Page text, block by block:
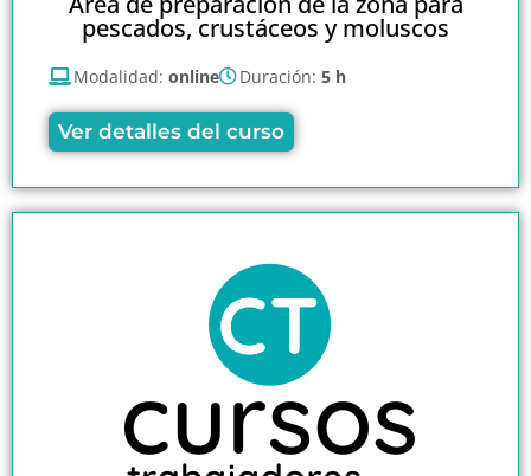
pescados, crustáceos y moluscos
Modalidad: online Duración: 5 h
Ver detalles del curso